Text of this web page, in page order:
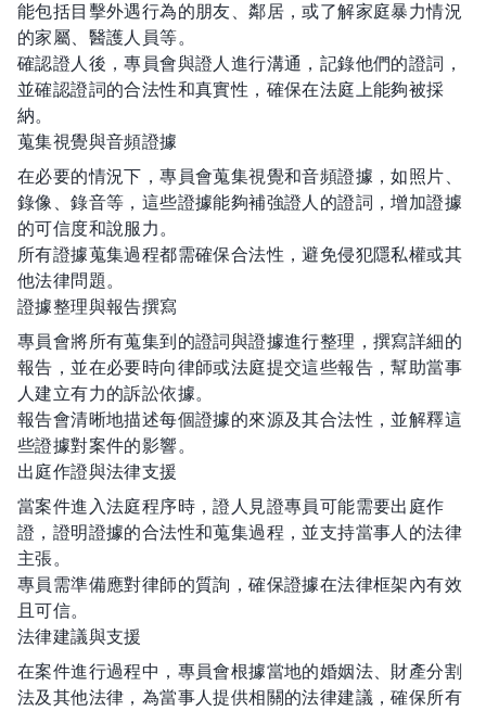
能包括目擊外遇行為的朋友、鄰居，或了解家庭暴力情況
的家屬、醫護人員等。
確認證人後，專員會與證人進行溝通，記錄他們的證詞，
並確認證詞的合法性和真實性，確保在法庭上能夠被採
納。
蒐集視覺與音頻證據
在必要的情況下，專員會蒐集視覺和音頻證據，如照片、
錄像、錄音等，這些證據能夠補強證人的證詞，增加證據
的可信度和說服力。
所有證據蒐集過程都需確保合法性，避免侵犯隱私權或其
他法律問題。
證據整理與報告撰寫
專員會將所有蒐集到的證詞與證據進行整理，撰寫詳細的
報告，並在必要時向律師或法庭提交這些報告，幫助當事
人建立有力的訴訟依據。
報告會清晰地描述每個證據的來源及其合法性，並解釋這
些證據對案件的影響。
出庭作證與法律支援
當案件進入法庭程序時，證人見證專員可能需要出庭作
證，證明證據的合法性和蒐集過程，並支持當事人的法律
主張。
專員需準備應對律師的質詢，確保證據在法律框架內有效
且可信。
法律建議與支援
在案件進行過程中，專員會根據當地的婚姻法、財產分割
法及其他法律，為當事人提供相關的法律建議，確保所有